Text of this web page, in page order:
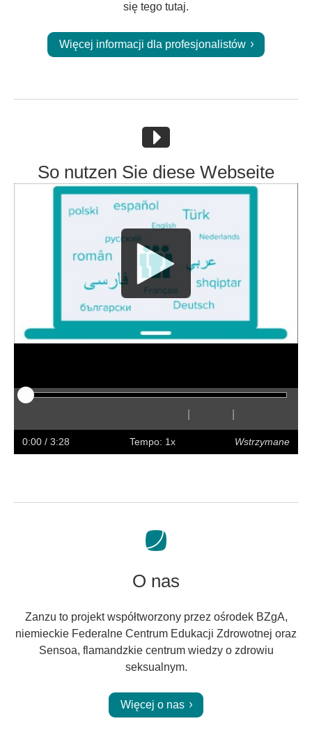
się tego tutaj.
Więcej informacji dla profesjonalistów
So nutzen Sie diese Webseite
w
tył przód
Ukryj
napisy
SzybciejWolniej
na
pełny
0:00 / 3:28 Tempo: 1x Wstrzymane
O nas
Zanzu to projekt współtworzony przez ośrodek BZgA,
niemieckie Federalne Centrum Edukacji Zdrowotnej oraz
Sensoa, flamandzkie centrum wiedzy o zdrowiu
seksualnym.
Więcej o nas